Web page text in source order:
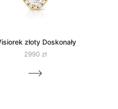
złoty Doskonały
2990 zł